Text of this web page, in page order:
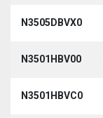
N3505DBVX0
N3501HBV00
N3501HBVC0